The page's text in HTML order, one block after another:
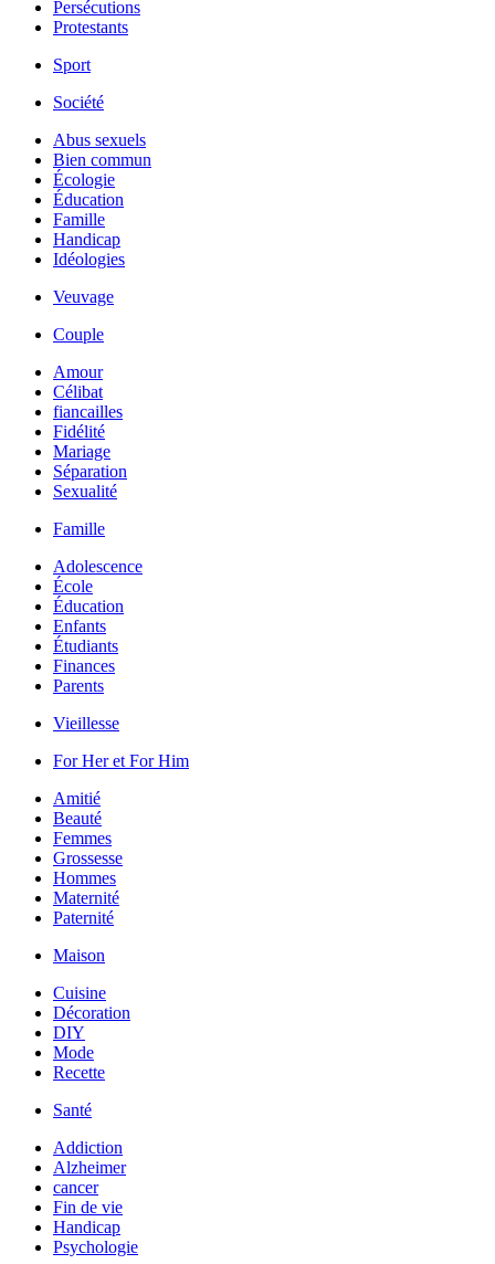
Persécutions
Protestants
Sport
Société
Abus sexuels
Bien commun
Écologie
Éducation
Famille
Handicap
Idéologies
Veuvage
Couple
Amour
Célibat
fiancailles
Fidélité
Mariage
Séparation
Sexualité
Famille
Adolescence
École
Éducation
Enfants
Étudiants
Finances
Parents
Vieillesse
For Her et For Him
Amitié
Beauté
Femmes
Grossesse
Hommes
Maternité
Paternité
Maison
Cuisine
Décoration
DIY
Mode
Recette
Santé
Addiction
Alzheimer
cancer
Fin de vie
Handicap
Psychologie